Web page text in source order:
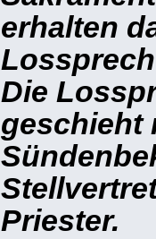
erhalten
Die
geschieht
Priester.